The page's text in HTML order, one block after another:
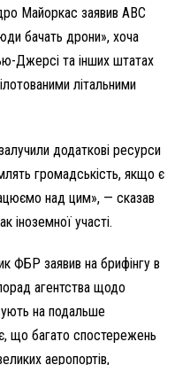
Майоркас заявив ABC
бачать дрони», хоча
Джерсі та інших штатах
літальними
додаткові ресурси
громадськість, якщо є
над цим», — сказав
іноземної участі.
ФБР заявив на брифінгу в
агентства щодо
на подальше
що багато спостережень
аеропортів,